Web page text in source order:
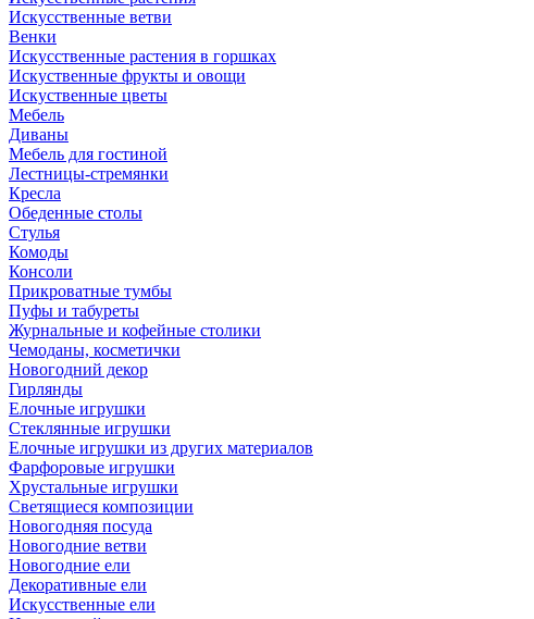
Искусственные ветви
Венки
Искусственные растения в горшках
Искуственные фрукты и овощи
Искуственные цветы
Мебель
Диваны
Мебель для гостиной
Лестницы-стремянки
Кресла
Обеденные столы
Стулья
Комоды
Консоли
Прикроватные тумбы
Пуфы и табуреты
Журнальные и кофейные столики
Чемоданы, косметички
Новогодний декор
Гирлянды
Елочные игрушки
Стеклянные игрушки
Елочные игрушки из других материалов
Фарфоровые игрушки
Хрустальные игрушки
Светящиеся композиции
Новогодняя посуда
Новогодние ветви
Новогодние ели
Декоративные ели
Искусственные ели